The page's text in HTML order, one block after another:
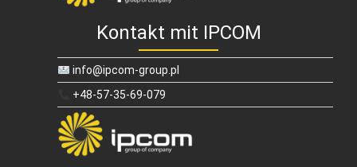
Kontakt mit IPCOM
info@ipcom-group.pl
+48-57-35-69-079